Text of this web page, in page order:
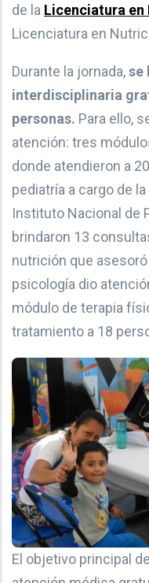
de la Licenciatura en
Licenciatura en
Durante la jornada,se
interdisciplinaria
personas. Para ello,
atención: tres
donde atendieron a
pediatría a cargo de
Instituto Nacional de
brindaron 13
nutrición que
psicología dio
módulo de terapia
tratamiento a 18
El objetivo principal